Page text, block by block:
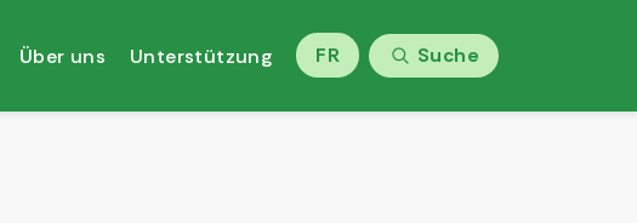
Über uns Unterstützung FR Suche